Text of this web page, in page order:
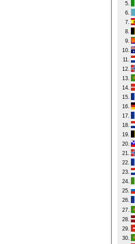
5.
6.
7.
8.
9.
10.
11.
12.
13.
14.
15.
16.
17.
18.
19.
20.
21.
22.
23.
24.
25.
26.
27.
28.
29.
30.